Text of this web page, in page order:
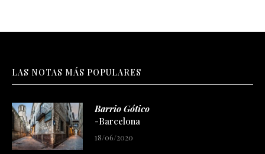
LAS NOTAS MÁS POPULARES
Barrio Gótico
-Barcelona
18/06/2020